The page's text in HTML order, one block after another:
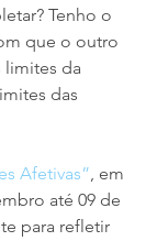
Tenho o
que o outro
limites da
das
Afetivas”, em
até 09 de
para refletir